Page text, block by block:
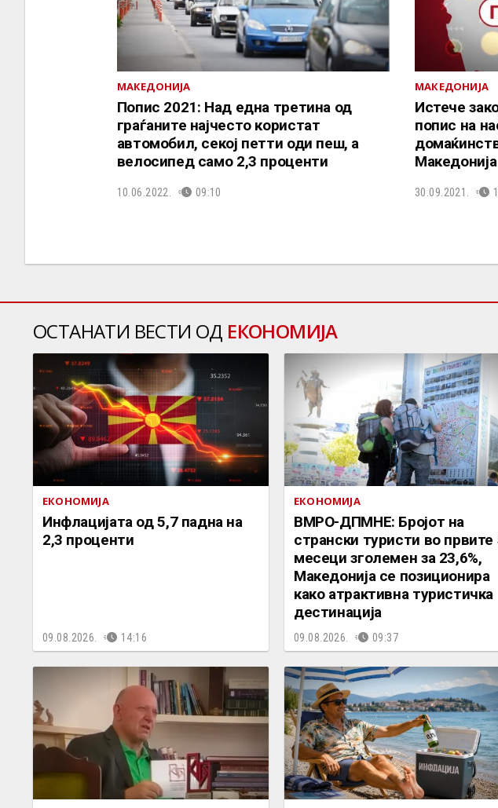
МАКЕДОНИЈА
Попис 2021: Над една третина од
граѓаните најчесто користат
автомобил, секој петти оди пеш, а
велосипед само 2,3 проценти
10.06.2022. 09:10
МАКЕДОНИЈА
Истече
попис на
Македонија
30.09.2021.
ОСТАНАТИ ВЕСТИ ОД ЕКОНОМИЈА
ЕКОНОМИЈА
Инфлацијата од 5,7 падна на
2,3 проценти
09.08.2026. 14:16
ЕКОНОМИЈА
ВМРО-ДПМНЕ: Бројот на
странски туристи во првите
месеци зголемен за 23,6%,
Македонија се позиционира
како атрактивна туристичка
дестинација
09.08.2026. 09:37